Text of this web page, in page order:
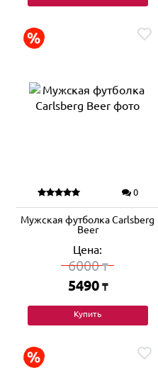
0
Мужская футболка Carlsberg
Beer
Цена:
6000₸
5490 ₸
Купить